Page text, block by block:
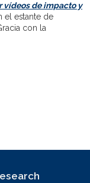
vídeos de impacto y
el estante de
con la